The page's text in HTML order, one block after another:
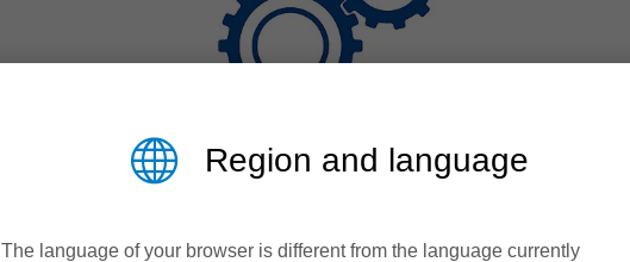
Region and language
The language of your browser is different from the language currently